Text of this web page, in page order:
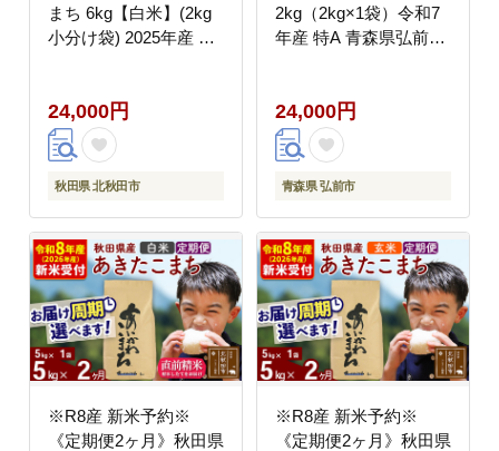
まち 6kg【白米】(2kg
小分け袋) 2025年産 お
整OK お米 おおもり [お
おもり 秋田 お米 あき
たこまち 米どころ 東北
北秋田市 定期便 毎月お
24,000円
秋田県 北秋田市
2kg（2kg×1袋）令和7
年産 特A 青森県弘前市
米 2キロ 国産 はれわた
り 青森県 弘前市]
24,000円
青森県 弘前市
※R8産 新米予約※
《定期便2ヶ月》秋田県
※R8産 新米予約※
《定期便2ヶ月》秋田県